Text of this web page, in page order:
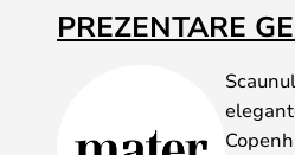
the
images
PREZENTARE